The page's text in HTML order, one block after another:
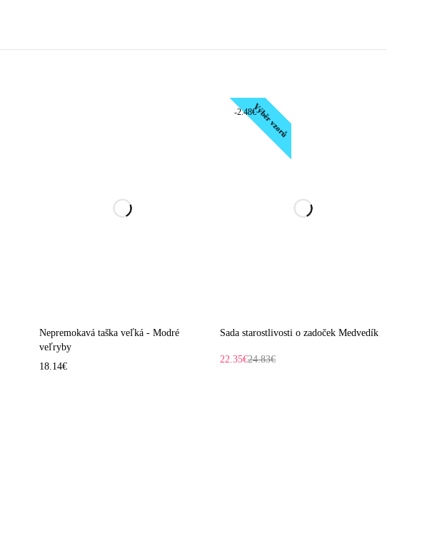
Nepremokavá taška veľká - Modré
veľryby
18.14€
Výběr vzorů
-2.48€
Sada starostlivosti o zadoček Medvedík
24.83€
22.35€